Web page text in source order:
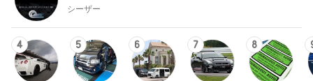
シーザー
4 5 6 7 8